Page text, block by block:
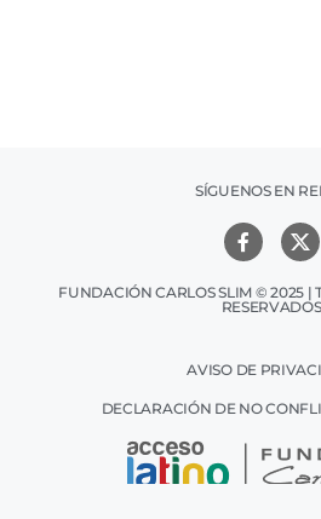
SÍGUENOS EN
FUNDACIÓN CARLOS SLIM © 2025 |
RESERVADOS
AVISO DE
DECLARACIÓN DE NO